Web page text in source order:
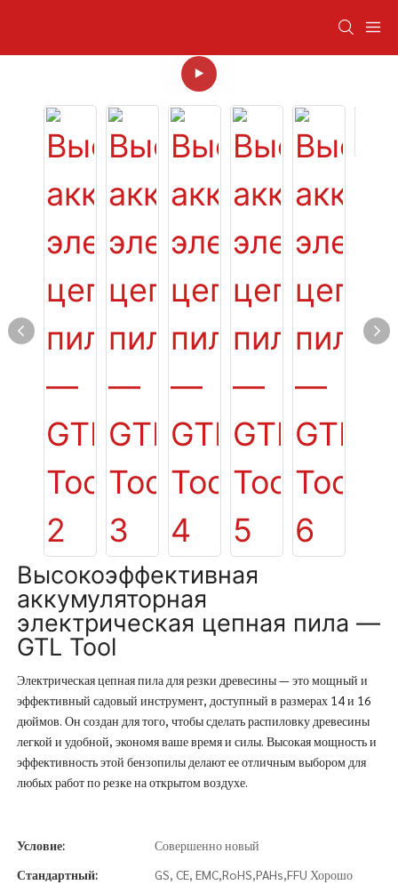
Высокоэффективная
аккумуляторная
электрическая цепная пила —
GTL Tool
Электрическая цепная пила для резки древесины — это мощный и
эффективный садовый инструмент, доступный в размерах 14 и 16
дюймов. Он создан для того, чтобы сделать распиловку древесины
легкой и удобной, экономя ваше время и силы. Высокая мощность и
эффективность этой бензопилы делают ее отличным выбором для
любых работ по резке на открытом воздухе.
Условие:
Совершенно новый
Стандартный:
GS, CE, EMC,RoHS,PAHs,FFU Хорошо